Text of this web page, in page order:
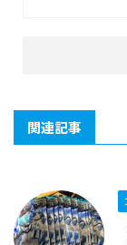
関連記事